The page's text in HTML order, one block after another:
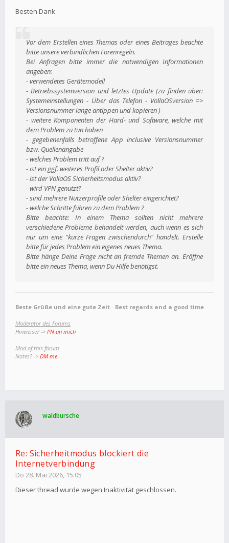
Besten Dank
Vor dem Erstellen eines Themas oder eines Beitrages beachte
bitte unsere verbindlichen Forenregeln.
Bei Anfragen bitte immer die notwendigen Informationen
angeben:
- verwendetes Gerätemodell
- Betriebssystemversion und letztes Update (zu finden über:
Systemeinstellungen - Über das Telefon - VollaOSversion =>
Versionsnummer lange antippen und kopieren )
- weitere Komponenten der Hard- und Software, welche mit
dem Problem zu tun haben
- gegebenenfalls betroffene App inclusive Versionsnummer
bzw. Quellenangabe
- welches Problem tritt auf ?
- ist ein ggf. weiteres Profil oder Shelter aktiv?
- ist der VollaOS Sicherheitsmodus aktiv?
- wird VPN genutzt?
- sind mehrere Nutzerprofile oder Shelter eingerichtet?
- welche Schritte führen zu dem Problem ?
Bitte beachte: In einem Thema sollten nicht mehrere
verschiedene Probleme behandelt werden, auch wenn es sich
nur um eine "kurze Fragen zwischendurch" handelt. Erstelle
bitte für jedes Problem ein eigenes neues Thema.
Bitte hänge Deine Frage nicht an fremde Themen an. Eröffne
bitte ein neues Thema, wenn Du Hilfe benötigst.
Beste Grüße und eine gute Zeit - Best regards and a good time
Moderator des Forums
Hinweise? -> PN an mich
Mod of this forum
Notes? -> DM me
waldbursche
Re: Sicherheitmodus blockiert die
Internetverbindung
Do 28. Mai 2026, 15:05
Dieser thread wurde wegen Inaktivität geschlossen.